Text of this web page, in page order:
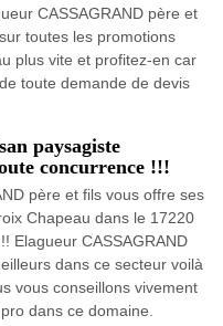
CASSAGRAND père et
toutes les promotions
plus vite et profitez-en car
toute demande de devis
paysagiste
concurrence !!!
père et fils vous offre ses
Chapeau dans le 17220
Elagueur CASSAGRAND
dans ce secteur voilà
vous conseillons vivement
dans ce domaine.